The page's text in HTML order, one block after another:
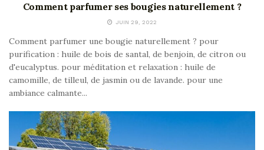
Comment parfumer ses bougies naturellement ?
JUIN 29, 2022
Comment parfumer une bougie naturellement ? pour
purification : huile de bois de santal, de benjoin, de citron ou
d'eucalyptus. pour méditation et relaxation : huile de
camomille, de tilleul, de jasmin ou de lavande. pour une
ambiance calmante...